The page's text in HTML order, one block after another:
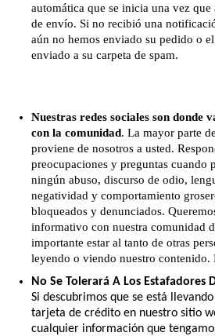
automática que se inicia una vez que
de envío. Si no recibió una
aún no hemos enviado su pedido o
enviado a su carpeta de spam.
Nuestras redes sociales son donde
con la comunidad. La mayor parte
proviene de nosotros a usted.
preocupaciones y preguntas cuando
ningún abuso, discurso de odio,
negatividad y comportamiento
bloqueados y denunciados.
informativo con nuestra comunidad
importante estar al tanto de otras
leyendo o viendo nuestro contenido.
No Se Tolerará A Los Estafadores
Si descubrimos que se está
tarjeta de crédito en nuestro sitio
cualquier información que